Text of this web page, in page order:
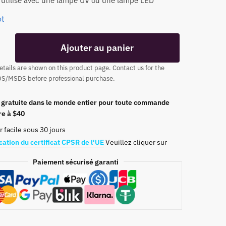
Ajouter au panier
are shown on this product page. Contact us for the
MSDS before professional purchase.
dans le monde entier pour toute commande
à $40
facile sous 30 jours
du certificat CPSR de l'UEVeuillez cliquer sur
Paiement sécurisé garanti